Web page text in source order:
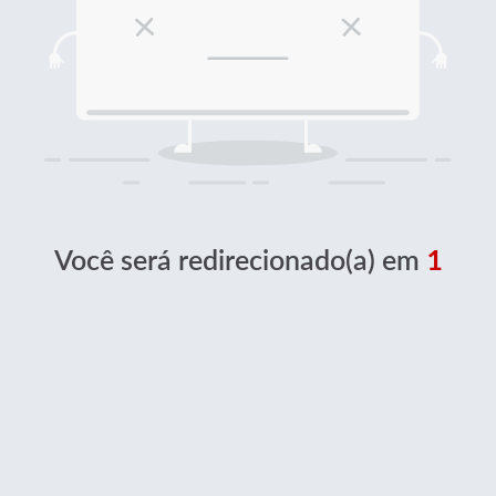
Você será redirecionado(a) em 1